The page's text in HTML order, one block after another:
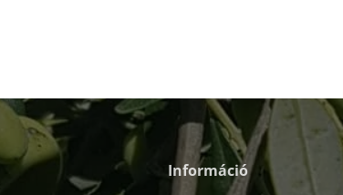
Košer certifikát
Információ